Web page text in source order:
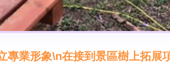
專業形象\n在接到景區樹上拓